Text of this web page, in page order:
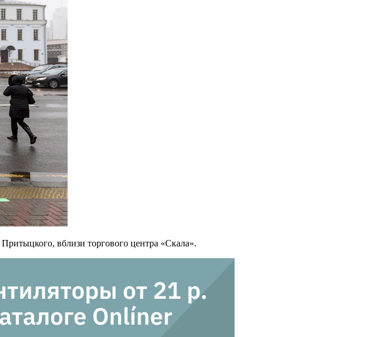
вблизи торгового центра «Скала».